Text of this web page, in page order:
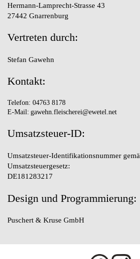
Hermann-Lamprecht-Strasse 43
27442 Gnarrenburg
Vertreten durch:
Stefan Gawehn
Kontakt:
Telefon: 04763 8178
E-Mail: gawehn.fleischerei@ewetel.net
Umsatzsteuer-ID:
Umsatzsteuer-Identifikationsnummer
Umsatzsteuergesetz:
DE181283217
Design und Programmierung:
Puschert & Kruse GmbH